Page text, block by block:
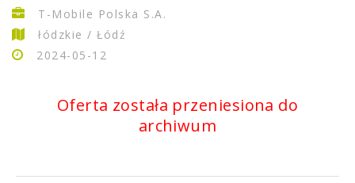
T-Mobile Polska S.A.
łódzkie / Łódź
2024-05-12
Oferta została przeniesiona do
archiwum